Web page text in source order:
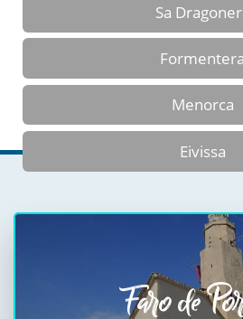
Sa
Formentera
Menorca
Eivissa
Faro de